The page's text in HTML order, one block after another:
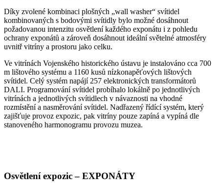
Díky zvolené kombinaci plošných „wall washer“ svítidel
kombinovaných s bodovými svítidly bylo možné dosáhnout
požadovanou intenzitu osvětlení každého exponátu i z pohledu
ochrany exponátů a zároveň dosáhnout ideální světelné atmosféry
uvnitř vitríny a prostoru jako celku.
Ve vitrínách Vojenského historického ústavu je instalováno cca 700
m lištového systému a 1160 kusů nízkonapěťových lištových
svítidel. Celý systém napájí 257 elektronických transformátorů
DALI. Programování svítidel probíhalo lokálně po jednotlivých
vitrínách a jednotlivých svítidlech v návaznosti na vhodné
rozmístění a nasměrování svítidel. Nadřazený řídící systém, který
zajišťuje provoz expozic, pak vitríny pouze zapíná a vypíná dle
stanoveného harmonogramu provozu muzea.
Osvětlení expozic – EXPONÁTY